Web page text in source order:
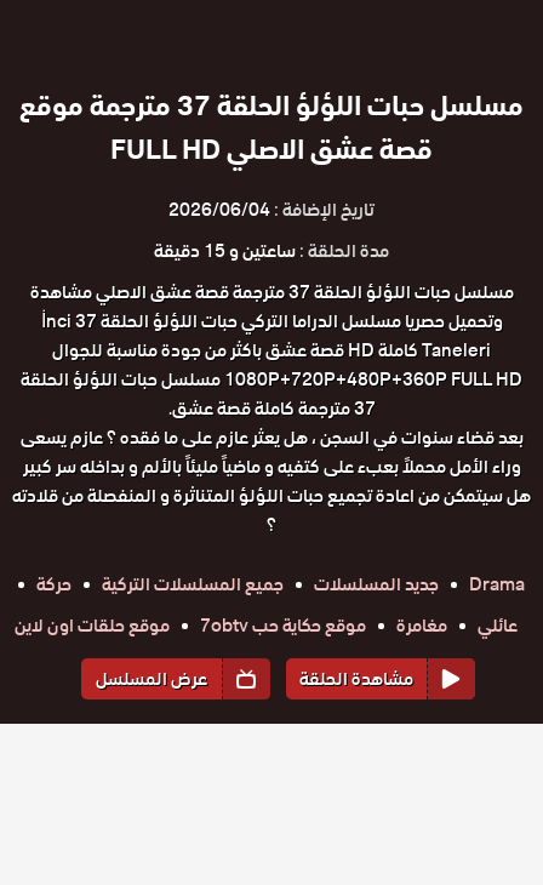
مسلسل حبات اللؤلؤ الحلقة 37 مترجمة موقع
قصة عشق الاصلي FULL HD
تاريخ الإضافة :2026/06/04
مدة الحلقة :ساعتين و 15 دقيقة
مسلسل حبات اللؤلؤ الحلقة 37 مترجمة قصة عشق الاصلي مشاهدة
وتحميل حصريا مسلسل الدراما التركي حبات اللؤلؤ الحلقة 37 İnci
Taneleri كاملة HD قصة عشق باكثر من جودة مناسبة للجوال
1080P+720P+480P+360P FULL HD مسلسل حبات اللؤلؤ الحلقة
37 مترجمة كاملة قصة عشق.
بعد قضاء سنوات في السجن ، هل يعثر عازم على ما فقده ؟ عازم يسعى
وراء الأمل محملاً بعبء على كتفيه و ماضياً مليئاً بالألم و بداخله سر كبير
هل سيتمكن من اعادة تجميع حبات اللؤلؤ المتناثرة و المنفصلة من قلادته
؟
Drama
جديد المسلسلات جميع المسلسلات التركية
حركة
عائلي
مغامرة موقع حكاية حب 7obtv
موقع حلقات اون لاين
مشاهدة الحلقة
عرض المسلسل